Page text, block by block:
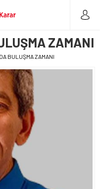
ZAMANI
BULUŞMA ZAMANI